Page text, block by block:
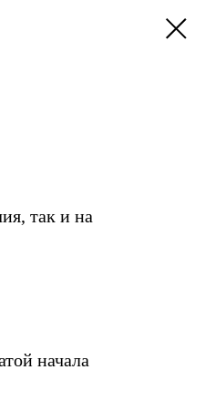
так и на
начала